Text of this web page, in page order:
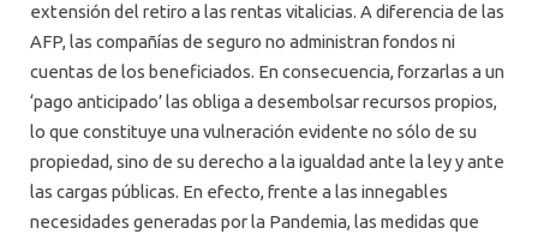
extensión del retiro a las rentas vitalicias. A diferencia de las
AFP, las compañías de seguro no administran fondos ni
cuentas de los beneficiados. En consecuencia, forzarlas a un
‘pago anticipado’ las obliga a desembolsar recursos propios,
lo que constituye una vulneración evidente no sólo de su
propiedad, sino de su derecho a la igualdad ante la ley y ante
las cargas públicas. En efecto, frente a las innegables
necesidades generadas por la Pandemia, las medidas que